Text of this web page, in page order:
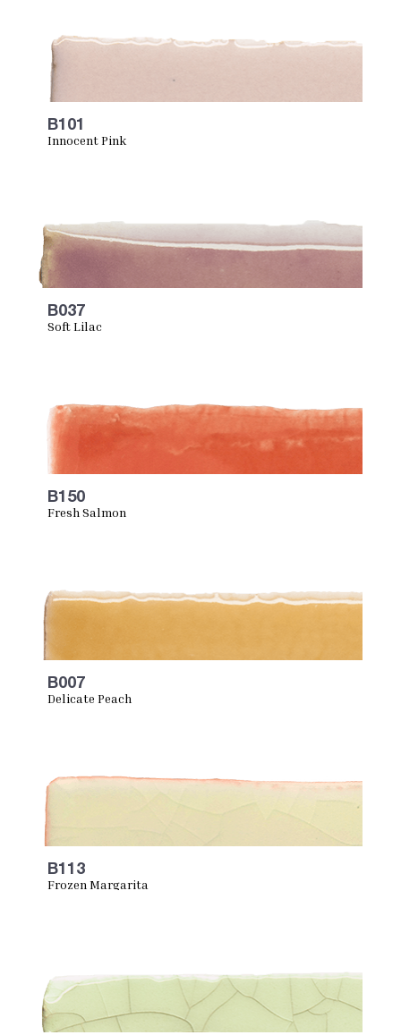
B101
Innocent Pink
B037
Soft Lilac
B150
Fresh Salmon
B007
Delicate Peach
B113
Frozen Margarita